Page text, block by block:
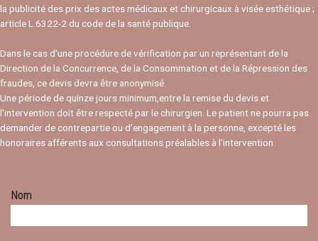
la publicité des prix des actes médicaux et chirurgicaux à visée esthétique ;
article L.6322-2 du code de la santé publique.
Dans le cas d’une procédure de vérification par un représentant de la
Direction de la Concurrence, de la Consommation et de la Répression des
fraudes, ce devis devra être anonymisé.
Une période de quinze jours minimum,entre la remise du devis et
l'intervention doit être respecté par le chirurgien. Le patient ne pourra pas
demander de contrepartie ou d’engagement à la personne, excepté les
honoraires afférents aux consultations préalables à l'intervention.
Nom